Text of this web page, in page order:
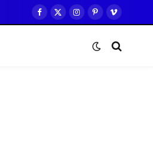
Facebook
X
Instagram
Pinterest
Vimeo